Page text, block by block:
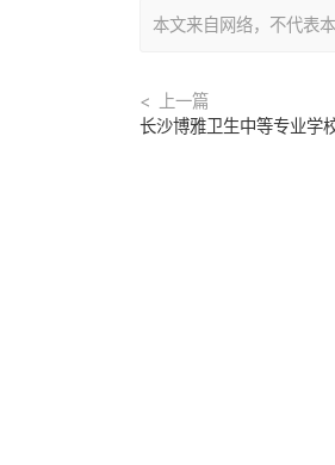
本文来自网络，不代
上一篇
长沙博雅卫生中等专业学